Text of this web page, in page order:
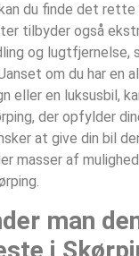
du finde det rette
tilbyder også
og lugtfjernelse,
om du har en
eller en luksusbil,
der opfylder
at give din bil
masser af
man
i